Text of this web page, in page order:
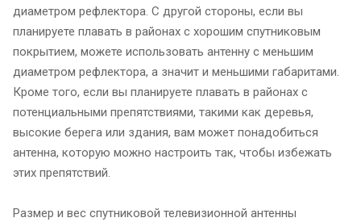
диаметром рефлектора. С другой стороны, если вы
планируете плавать в районах с хорошим спутниковым
покрытием, можете использовать антенну с меньшим
диаметром рефлектора, а значит и меньшими габаритами.
Кроме того, если вы планируете плавать в районах с
потенциальными препятствиями, такими как деревья,
высокие берега или здания, вам может понадобиться
антенна, которую можно настроить так, чтобы избежать
этих препятствий.
Размер и вес спутниковой телевизионной антенны